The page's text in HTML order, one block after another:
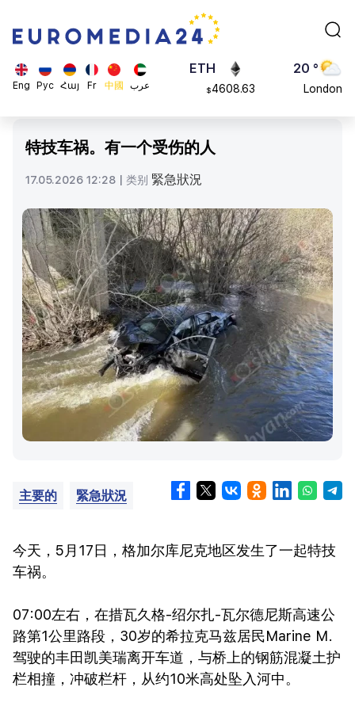
Eng Рус Հայ Fr 中國 عرب
ADA
0.868816
ETH
$4608.63
20 °
London
Rome
23 °
Madrid
特技车祸。有一个受伤的人
17.05.2026 12:28 | 类别 緊急狀況
主要的 緊急狀況
今天，5月17日，格加尔库尼克地区发生了一起特技
车祸。
07:00左右，在措瓦久格-绍尔扎-瓦尔德尼斯高速公
路第1公里路段，30岁的希拉克马兹居民Marine M.
驾驶的丰田凯美瑞离开车道，与桥上的钢筋混凝土护
栏相撞，冲破栏杆，从约10米高处坠入河中。